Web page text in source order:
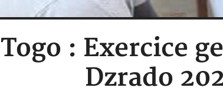
Togo : Exercice
Dzrado